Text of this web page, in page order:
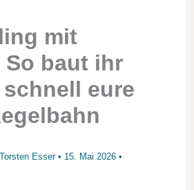
mit
baut ihr
eure
Torsten Esser • 15. Mai 2026 •